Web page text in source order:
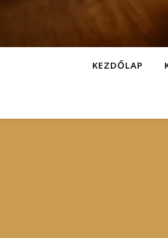
KEZDŐLAP